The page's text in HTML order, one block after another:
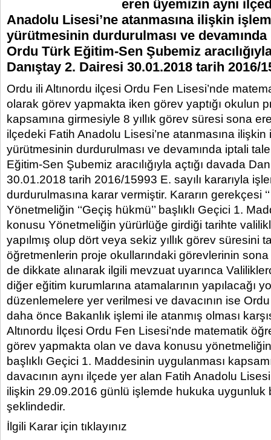
eren üyemizin aynı
Anadolu Lisesi’ne atanmasına ilişkin
yürütmesinin durdurulması ve
Ordu Türk Eğitim-Sen Şubemiz
Danıştay 2. Dairesi 30.01.2018 tarih 2016/
Ordu ili Altınordu ilçesi Ordu Fen Lisesi’nde
olarak görev yapmakta iken görev yaptığı okulun
kapsamına girmesiyle 8 yıllık görev süresi sona
ilçedeki Fatih Anadolu Lisesi’ne atanmasına ilişkin
yürütmesinin durdurulması ve devamında iptali
Eğitim-Sen Şubemiz aracılığıyla açtığı davada
30.01.2018 tarih 2016/15993 E. sayılı kararıyla
durdurulmasına karar vermiştir. Kararın gerekçesi
Yönetmeliğin ‘‘Geçiş hükmü’’ başlıklı Geçici 1.
konusu Yönetmeliğin yürürlüğe girdiği tarihte
yapılmış olup dört veya sekiz yıllık görev süresini
öğretmenlerin proje okullarındaki görevlerinin
de dikkate alınarak ilgili mevzuat uyarınca
diğer eğitim kurumlarına atamalarının yapılacağı
düzenlemelere yer verilmesi ve davacının ise
daha önce Bakanlık işlemi ile atanmış olması
Altınordu İlçesi Ordu Fen Lisesi’nde matematik
görev yapmakta olan ve dava konusu yönetmeliğin
başlıklı Geçici 1. Maddesinin uygulanması
davacının aynı ilçede yer alan Fatih Anadolu
ilişkin 29.09.2016 günlü işlemde hukuka uygunluk
şeklindedir.
İlgili Karar için tıklayınız